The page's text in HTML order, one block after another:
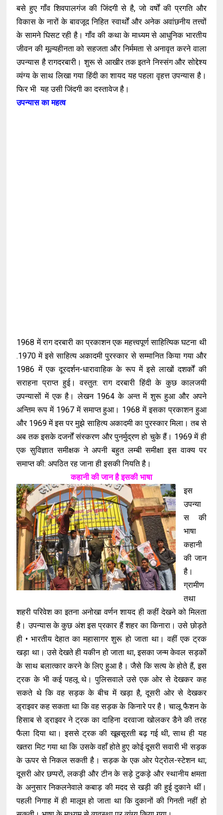
बसे हुए गाँव शिवपालगंज की जिंदगी से है,जो वर्षों की प्रगति और
विकास के नारों के बावजूद निहित स्वार्थों और अनेक अवांछनीय तत्त्वों
के सामने घिसट रही है।गाँव की कथा के माध्यम से आधुनिक भारतीय
जीवन की मूल्यहीनता को सहजता और निर्ममता से अनावृत करने वाला
उपन्यास है रागदरबारी ।शुरू से आखीर तक इतने निस्संग और सोद्देश्य
व्यंग्य के साथ लिखा गया हिंदी का शायद यह पहला वृहत्त उपन्यास है।
फिर भी यह उसी जिंदगी का दस्तावेज है ।
उपन्यास का महत्व
1968 में राग दरबारी का प्रकाशन एक महत्त्वपूर्ण साहित्यिक घटना थी
.1970 में इसे साहित्य अकादमी पुरस्कार से सम्मानित किया गया और
1986 में एक दूरदर्शन-धारावाहिक के रूप में इसे लाखों दशर्कों की
सराहना प्राप्त हुई।वस्तुत:राग दरबारी हिंदी के कुछ कालजयी
उपन्यासों में एक है ।लेखन 1964 के अन्त में शुरू हुआ और अपने
अन्तिम रूप में 1967 में समाप्त हुआ। 1968 में इसका प्रकाशन हुआ
और 1969 में इस पर मुझे साहित्य अकादमी का पुरस्कार मिला।तब से
अब तक इसके दजर्नों संस्करण और पुनर्मुद्रण हो चुके हैं। 1969 में ही
एक सुविज्ञात समीक्षक ने अपनी बहुत लम्बी समीक्षा इस वाक्य पर
समाप्त की:अपठित रह जाना ही इसकी नियति है ।
कहानी की जान है इसकी भाषा
इस
उपन्या
स की
भाषा
कहानी
की जान
है ।
ग्रामीण
तथा
शहरी परिवेश का इतना अनोखा वर्णन शायद ही कहीं देखने को मिलता
है ।उपन्यास के कुछ अंश इस प्रकार हैं शहर का किनारा।उसे छोड़ते
ही • भारतीय देहात का महासागर शुरू हो जाता था।वहीं एक ट्रक
खड़ा था।उसे देखते ही यकीन हो जाता था,इसका जन्म केवल सड़कों
के साथ बलात्कार करने के लिए हुआ है ।जैसे कि सत्य के होते हैं,इस
ट्रक के भी कई पहलू थे।पुलिसवाले उसे एक ओर से देखकर कह
सकते थे कि वह सड़क के बीच में खड़ा है,दूसरी ओर से देखकर
ड्राइवर कह सकता था कि वह सड़क के किनारे पर है।चालू फैशन के
हिसाब से ड्राइवर ने ट्रक का दाहिना दरवाजा खोलकर डैने की तरह
फैला दिया था।इससे ट्रक की खूबसूरती बढ़ गई थी,साथ ही यह
खतरा मिट गया था कि उसके वहाँ होते हुए कोई दूसरी सवारी भी सड़क
के ऊपर से निकल सकती है ।सड़क के एक ओर पेट्रोल-स्टेशन था;
दूसरी ओर छप्परों,लकड़ी और टीन के सड़े टुकड़े और स्थानीय क्षमता
के अनुसार निकलनेवाले कबाड़ की मदद से खड़ी की हुई दुकाने थीं।
पहली निगाह में ही मालूम हो जाता था कि दुकानों की गिनती नहीं हो